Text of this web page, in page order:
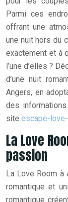
Parmi ces
offrant une
une nuit hors du
exactement et à
l’une d’elles ?
d’une nuit
Angers, en
des
site escape-
La Love
passion
La Love Room à
romantique et
romantique